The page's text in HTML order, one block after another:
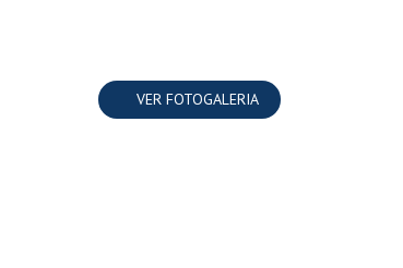
VER FOTOGALERIA